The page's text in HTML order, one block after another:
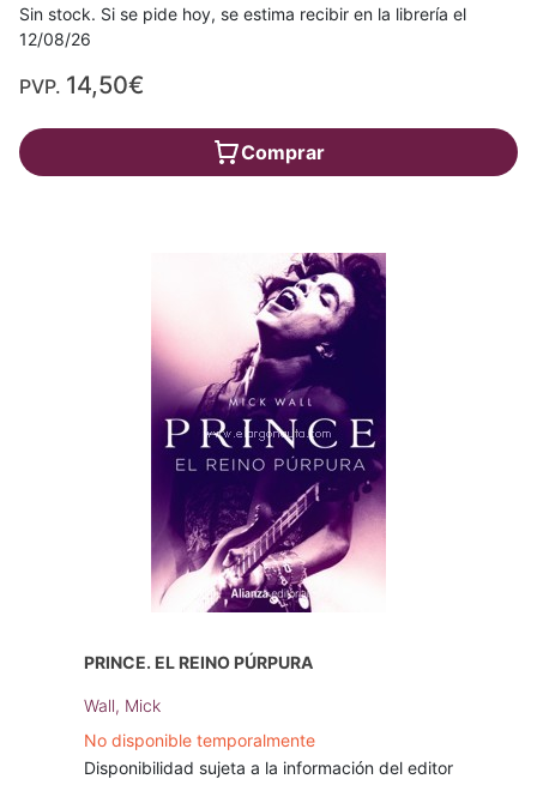
Sin stock. Si se pide hoy, se estima recibir en la librería el
12/08/26
PVP. 14,50€
Comprar
PRINCE. EL REINO PÚRPURA
Wall, Mick
No disponible temporalmente
Disponibilidad sujeta a la información del editor